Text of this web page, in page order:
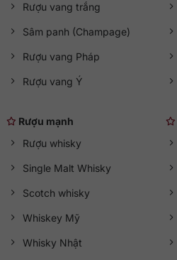
Rượu vang trắng
Sâm panh (Champage)
Rượu vang Pháp
Rượu vang Ý
Rượu mạnh
Rượu whisky
Single Malt Whisky
Scotch whisky
Whiskey Mỹ
Whisky Nhật